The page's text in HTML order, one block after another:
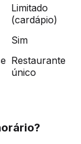
Limitado
(cardápio)
Sim
Restaurante
único